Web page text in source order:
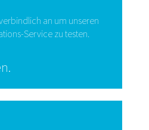
an um unseren
Service zu testen.